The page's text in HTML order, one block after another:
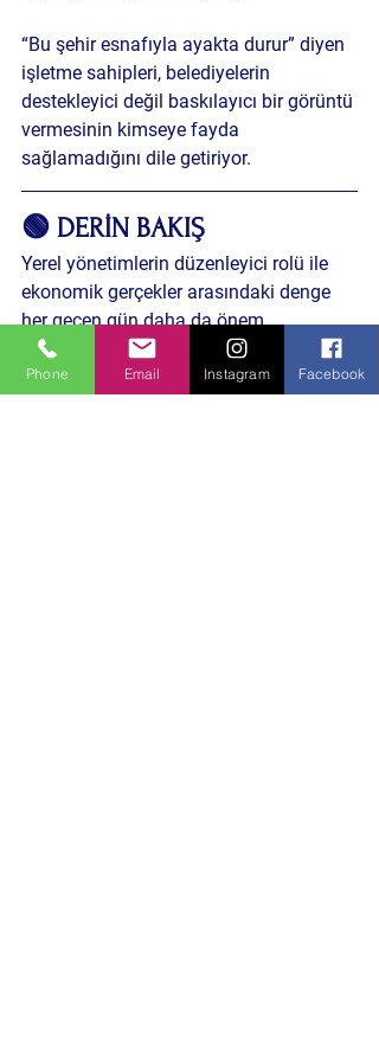
“Bu şehir esnafıyla ayakta durur” diyen
işletme sahipleri, belediyelerin
destekleyici değil baskılayıcı bir görüntü
vermesinin kimseye fayda
sağlamadığını dile getiriyor.
🟢 DERİN BAKIŞ
Yerel yönetimlerin düzenleyici rolü ile
ekonomik gerçekler arasındaki denge
her geçen gün daha da önem
kazanıyor.
Phone Email Instagram Facebook